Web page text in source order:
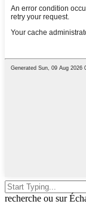
recherche ou sur